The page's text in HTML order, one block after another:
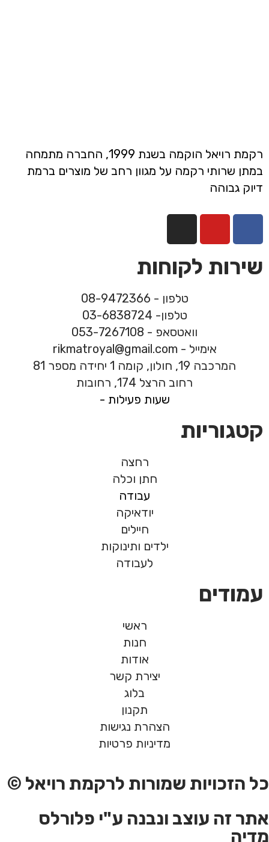
רקמת רויאל הוקמה בשנת 1999, החברה מתמחה
במתן שרותי רקמה על מגוון רחב של מוצרים ברמת
דיוק גבוהה
שירות לקוחות
טלפון - 08-9472366
טלפון- 03-6838724
וואטסאפ - 053-7267108
אימייל - rikmatroyal@gmail.com
המרכבה 19, חולון, קומה 1 יחידה מספר 81
רחוב הרצל 174, רחובות
שעות פעילות -
קטגוריות
רחצה
חתן וכלה
עבודה
יודאיקה
חיילים
ילדים ותינוקות
לעבודה
עמודים
ראשי
חנות
אודות
יצירת קשר
בלוג
תקנון
הצהרת נגישות
מדיניות פרטיות
כל הזכויות שמורות לרקמת רויאל ©
אתר זה עוצב ונבנה ע"י פלורלס
מדיה